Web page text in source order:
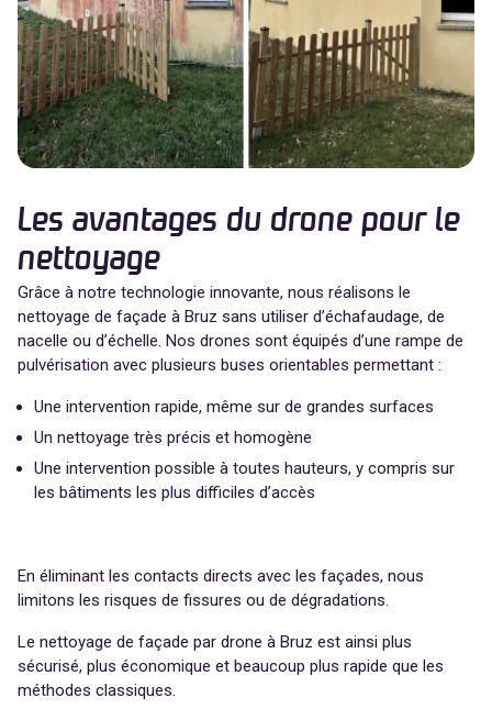
Les avantages du drone pour le
nettoyage
Grâce à notre technologie innovante, nous réalisons le
nettoyage de façade à Bruz sans utiliser d’échafaudage, de
nacelle ou d’échelle. Nos drones sont équipés d’une rampe de
pulvérisation avec plusieurs buses orientables permettant :
Une intervention rapide, même sur de grandes surfaces
Un nettoyage très précis et homogène
Une intervention possible à toutes hauteurs, y compris sur
les bâtiments les plus difficiles d’accès
En éliminant les contacts directs avec les façades, nous
limitons les risques de fissures ou de dégradations.
Le nettoyage de façade par drone à Bruz est ainsi plus
sécurisé, plus économique et beaucoup plus rapide que les
méthodes classiques.